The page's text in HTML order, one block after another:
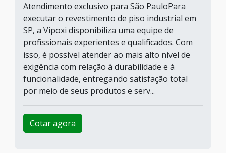
Atendimento exclusivo para São PauloPara
executar o revestimento de piso industrial em
SP, a Vipoxi disponibiliza uma equipe de
profissionais experientes e qualificados. Com
isso, é possível atender ao mais alto nível de
exigência com relação à durabilidade e à
funcionalidade, entregando satisfação total
por meio de seus produtos e serv...
Cotar agora